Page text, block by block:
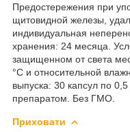
Предостережения при
щитовидной железы,
индивидуальная
хранения: 24 месяца.
защищенном от света
°С и относительной
выпуска: 30 капсул по
препаратом. Без ГМО.
Приховати